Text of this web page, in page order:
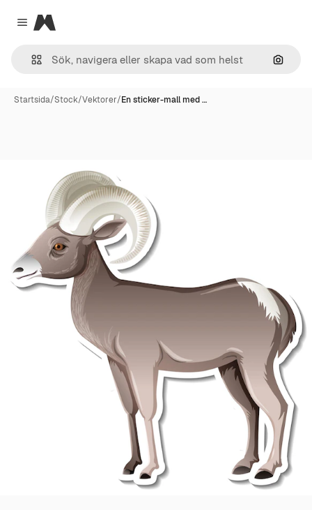
Close menu
Magnific
Sök
Startsida/Stock/Vektorer/En sticker-mall med …